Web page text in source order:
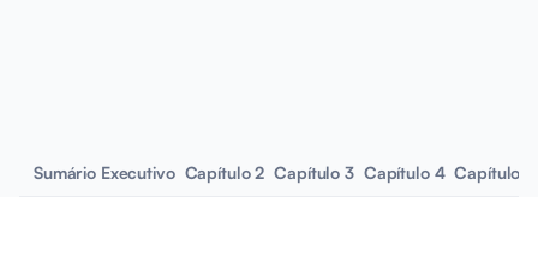
Sumário Executivo Capítulo 2 Capítulo 3 Capítulo 4 Capítulo 5